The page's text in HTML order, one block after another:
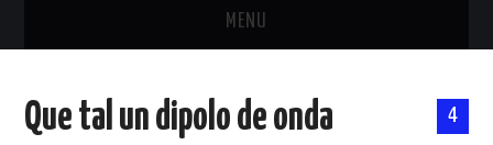
MENU
ANTENAS Y ACCESORIOS
4
Que tal un dipolo de onda